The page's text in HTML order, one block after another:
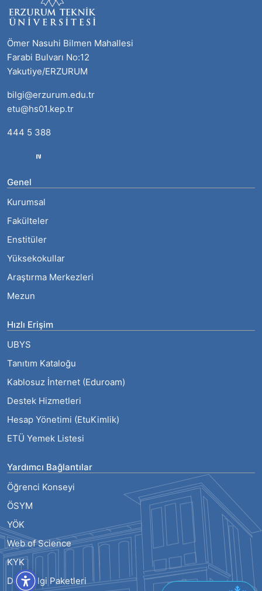
Ömer Nasuhi Bilmen Mahallesi
Farabi Bulvarı No:12
Yakutiye/ERZURUM
bilgi@erzurum.edu.tr
etu@hs01.kep.tr
444 5 388
Genel
Kurumsal
Fakülteler
Enstitüler
Yüksekokullar
Araştırma Merkezleri
Mezun
Hızlı Erişim
UBYS
Tanıtım Kataloğu
Kablosuz İnternet (Eduroam)
Destek Hizmetleri
Hesap Yönetimi (EtuKimlik)
ETÜ Yemek Listesi
Yardımcı Bağlantılar
Öğrenci Konseyi
ÖSYM
YÖK
Web of Science
KYK
Ders Bilgi Paketleri